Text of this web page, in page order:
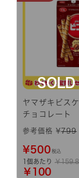
ヤマザキビス
チョコレート
参考価格 ¥799
¥500 税込
1個あたり￥159.8
￥100